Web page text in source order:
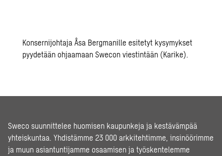
Konsernijohtaja Åsa Bergmanille esitetyt kysymykset
pyydetään ohjaamaan Swecon viestintään (Karike).
Sweco suunnittelee huomisen kaupunkeja ja kestävämpää
yhteiskuntaa. Yhdistämme 23 000 arkkitehtimme, insinöörimme
ja muun asiantuntijamme osaamisen ja työskentelemme